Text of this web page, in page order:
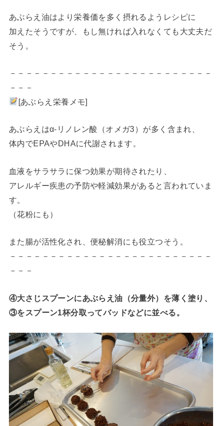
あぶらえ油はより栄養価を多く摂れるようレシピに
加えたそうですが、もし無ければ入れなくても大丈夫だ
そう。
－－－－－－－－－－－－－－－－－－－－－－－－－
－－－
[あぶらえ栄養メモ]
あぶらえはα-リノレン酸（オメガ3）が多く含まれ、
体内でEPAやDHAに代謝されます。
血液をサラサラに保つ効果が期待されたり、
アレルギー疾患の予防や軽減効果があると言われていま
す。
（花粉にも）
また腸が活性化され、便秘解消にも役立つそう。
－－－－－－－－－－－－－－－－－－－－－－－－－
－－－
④大さじスプーンにあぶらえ油（分量外）を薄く塗り、
③をスプーン1杯分取ってバッドなどに並べる。